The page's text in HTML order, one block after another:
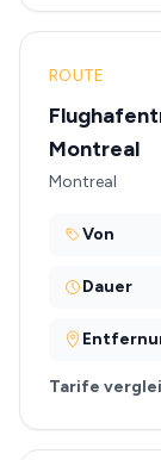
ROUTE
Montreal
Montreal
Von
Dauer
Tarife